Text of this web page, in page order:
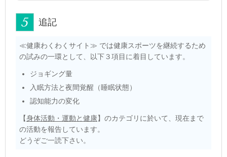
追記
≪健康わくわくサイト≫ では健康スポーツを継続するため
の試みの一環として、以下３項目に着目しています。
ジョギング量
入眠方法と夜間覚醒（睡眠状態）
認知能力の変化
【身体活動・運動と健康】のカテゴリに於いて、現在まで
の活動を報告しています。
どうぞご一読下さい。